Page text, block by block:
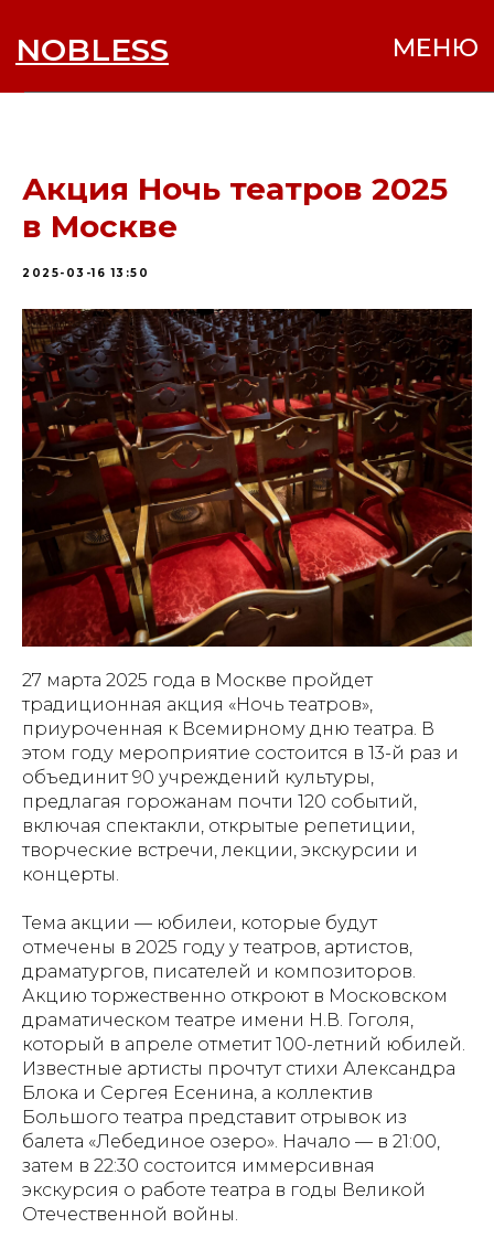
NOBLESS
Акция Ночь театров 2025
в Москве
2025-03-16 13:50
27 марта 2025 года в Москве пройдет
традиционная акция «Ночь театров»,
приуроченная к Всемирному дню театра. В
этом году мероприятие состоится в 13-й раз и
объединит 90 учреждений культуры,
предлагая горожанам почти 120 событий,
включая спектакли, открытые репетиции,
творческие встречи, лекции, экскурсии и
концерты.
Тема акции — юбилеи, которые будут
отмечены в 2025 году у театров, артистов,
драматургов, писателей и композиторов.
Акцию торжественно откроют в Московском
драматическом театре имени Н.В. Гоголя,
который в апреле отметит 100-летний юбилей.
Известные артисты прочтут стихи Александра
Блока и Сергея Есенина, а коллектив
Большого театра представит отрывок из
балета «Лебединое озеро». Начало — в 21:00,
затем в 22:30 состоится иммерсивная
экскурсия о работе театра в годы Великой
Отечественной войны.